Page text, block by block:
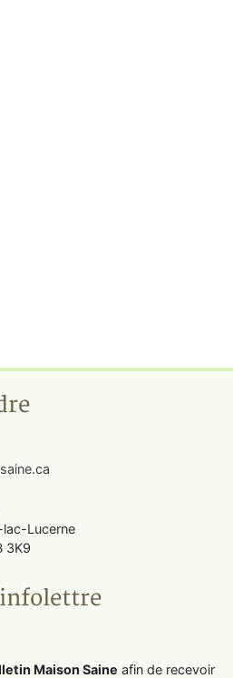
Lucerne
3K9
Maison Saine afin de recevoir